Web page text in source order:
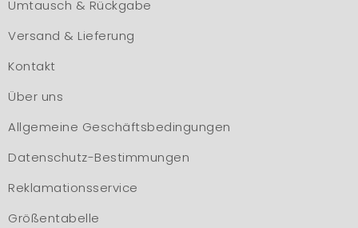
Umtausch & Rückgabe
Versand & Lieferung
Kontakt
Über uns
Allgemeine Geschäftsbedingungen
Datenschutz-Bestimmungen
Reklamationsservice
Größentabelle